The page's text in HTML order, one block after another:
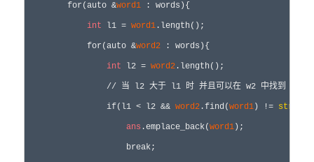
        for(auto &
word1 : words){
int l1 = word1 .length();
            for(auto &
word2 : words){
int l2 = word2 .length();
                // 当 l2 大于 l1 时 并且可以在 w2 中找到 w1 时
                if(l1 < l2 &&
word2 .find(word1 ) != string
ans .emplace_back(word1 );
                    break;